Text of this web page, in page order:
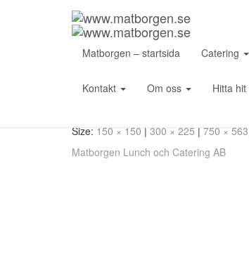
Matborgen – startsida Catering
Kontakt Om oss Hitta hit
Size:150 × 150 | 300 × 225 | 750 × 563
Matborgen Lunch och Catering AB